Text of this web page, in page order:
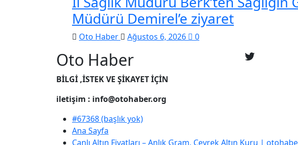
Müdürü Demirel’e ziyaret
Oto Haber Ağustos 6, 2026 0
Oto Haber
BİLGİ ,İSTEK VE ŞİKAYET İÇİN
iletişim : info@otohaber.org
#67368 (başlık yok)
Ana Sayfa
Canlı Altın Fiyatları – Anlık Gram, Çeyrek Altın Kuru |